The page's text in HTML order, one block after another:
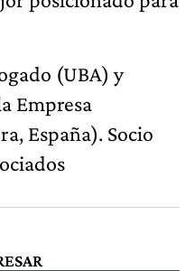
(UBA) y
Empresa
España). Socio